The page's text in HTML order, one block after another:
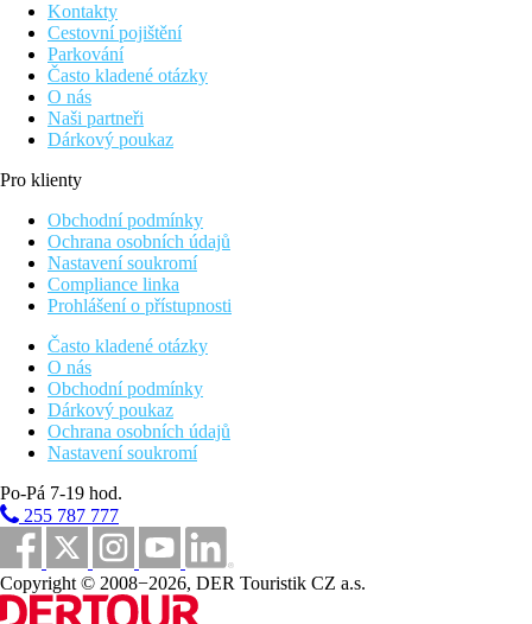
Kontakty
Cestovní pojištění
Parkování
Často kladené otázky
O nás
Naši partneři
Dárkový poukaz
Pro klienty
Obchodní podmínky
Ochrana osobních údajů
Nastavení soukromí
Compliance linka
Prohlášení o přístupnosti
Často kladené otázky
O nás
Obchodní podmínky
Dárkový poukaz
Ochrana osobních údajů
Nastavení soukromí
Po-Pá 7-19 hod.
255 787 777
Copyright © 2008−2026, DER Touristik CZ a.s.